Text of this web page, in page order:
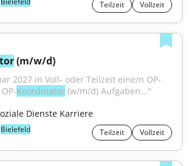
Teilzeit Vollzeit
(m/w/d)
2027 in Voll- oder Teilzeit eine/n OP-
Koordinator (w/m/d) Aufgaben..."
Dienste Karriere
Bielefeld Teilzeit Vollzeit